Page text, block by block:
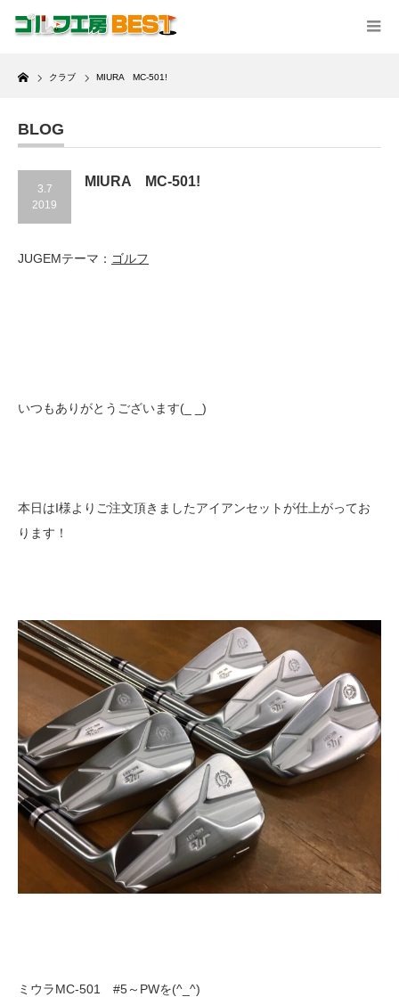
Home
クラブ MIURA MC-501!
BLOG
3.7
2019
MIURA MC-501!
JUGEMテーマ： ゴルフ
いつもありがとうございます(_ _)
本日はI様よりご注文頂きましたアイアンセットが仕上がってお
ります！
ミウラMC-501 #5～PWを(^_^)